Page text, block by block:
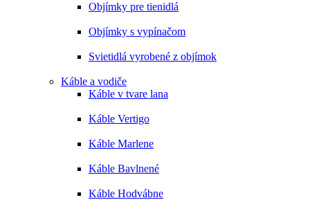
Objímky pre tienidlá
Objímky s vypínačom
Svietidlá vyrobené z objímok
Káble a vodiče
Káble v tvare lana
Káble Vertigo
Káble Marlene
Káble Bavlnené
Káble Hodvábne